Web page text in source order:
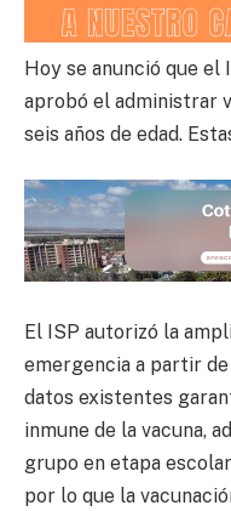
Hoy se anunció que
aprobó el administrar
seis años de edad.
El ISP autorizó la
emergencia a partir de
datos existentes
inmune de la vacuna,
grupo en etapa
por lo que la